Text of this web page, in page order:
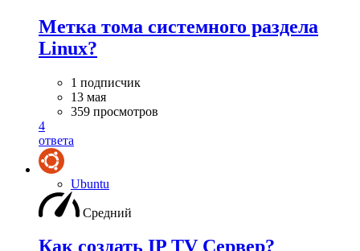
Метка тома системного раздела
Linux?
1 подписчик
13 мая
359 просмотров
4
ответа
Ubuntu
Средний
Как создать IP TV Сервер?